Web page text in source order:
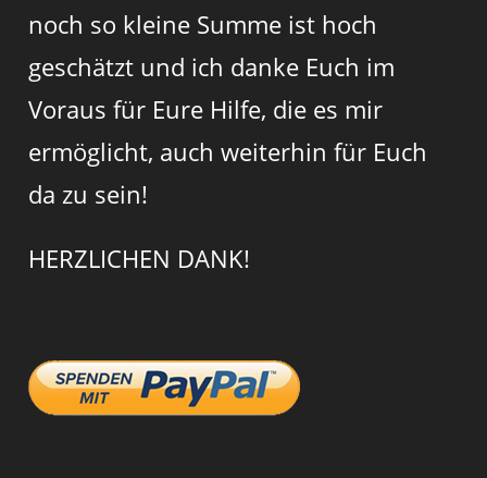
noch so kleine Summe ist hoch
geschätzt und ich danke Euch im
Voraus für Eure Hilfe, die es mir
ermöglicht, auch weiterhin für Euch
da zu sein!
HERZLICHEN DANK!